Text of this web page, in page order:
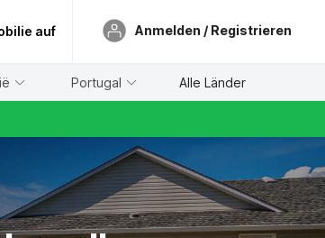
auf Anmelden / Registrieren
Portugal Alle Länder